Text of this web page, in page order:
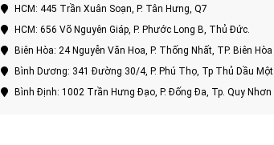
HCM: 445 Trần Xuân Soạn, P. Tân Hưng, Q7
HCM: 656 Võ Nguyên Giáp, P. Phước Long B, Thủ Đức.
Biên Hòa: 24 Nguyễn Văn Hoa, P. Thống Nhất, TP. Biên Hòa
Bình Dương: 341 Đường 30/4, P. Phú Thọ, Tp Thủ Dầu Một
Bình Định: 1002 Trần Hưng Đạo, P. Đống Đa, Tp. Quy Nhơn